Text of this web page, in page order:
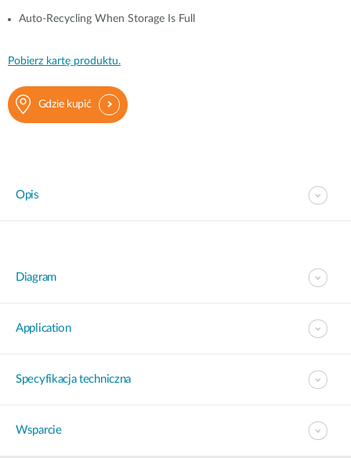
Auto-Recycling When Storage Is Full
Pobierz kartę produktu.
Gdzie kupić
Opis
Diagram
Application
Specyfikacja techniczna
Wsparcie